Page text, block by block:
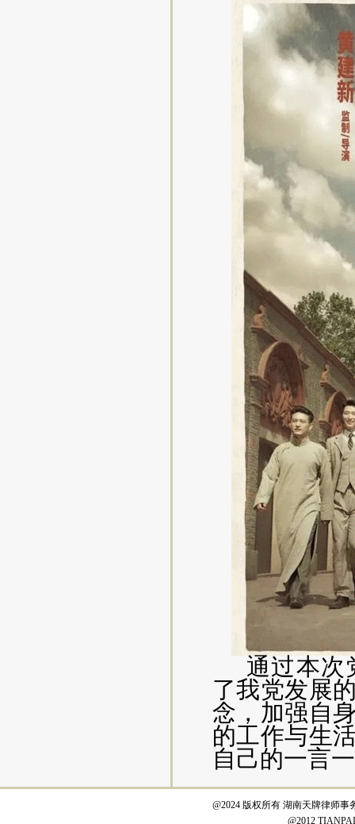
通过本次
了我党发展
念，加强自
的工作与生
自己的一言
@2024 版权所有 湖南天牌律师事
@2012 TIANPAI